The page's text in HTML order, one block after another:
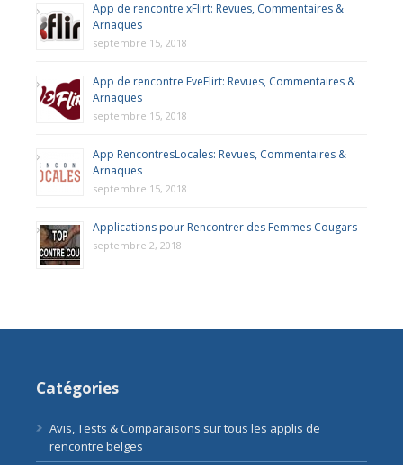
App de rencontre xFlirt: Revues, Commentaires &
Arnaques
septembre 15, 2018
App de rencontre EveFlirt: Revues, Commentaires &
Arnaques
septembre 15, 2018
App RencontresLocales: Revues, Commentaires &
Arnaques
septembre 15, 2018
Applications pour Rencontrer des Femmes Cougars
septembre 2, 2018
Catégories
Avis, Tests & Comparaisons sur tous les applis de
rencontre belges